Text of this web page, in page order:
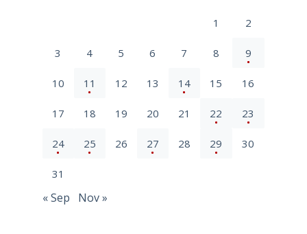
1 2
3 4 5 6 7 8 9
10 11 12 13 14 15 16
17 18 19 20 21 22 23
24 25 26 27 28 29 30
31
« Sep Nov »